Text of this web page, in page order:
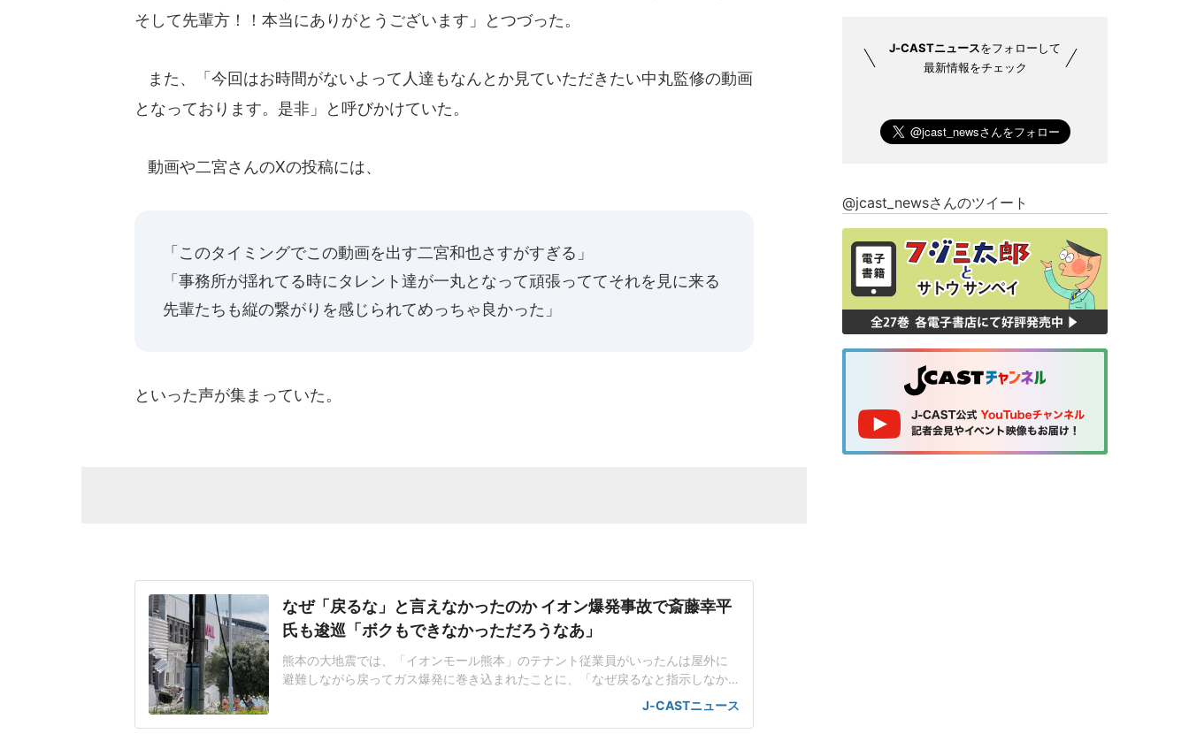
そして先輩方！！本当にありがとうございます」とつづった。
また、「今回はお時間がないよって人達もなんとか見ていただきたい中丸監修の動画
となっております。是非」と呼びかけていた。
動画や二宮さんのXの投稿には、
「このタイミングでこの動画を出す二宮和也さすがすぎる」
「事務所が揺れてる時にタレント達が一丸となって頑張っててそれを見に来る
先輩たちも縦の繋がりを感じられてめっちゃ良かった」
といった声が集まっていた。
なぜ「戻るな」と言えなかったのか イオン爆発事故で斎藤幸平
氏も逡巡「ボクもできなかっただろうなあ」
熊本の大地震では、「イオンモール熊本」のテナント従業員がいったんは屋外に
避難しながら戻ってガス爆発に巻き込まれたことに、「なぜ戻るなと指示しなか
ったのか」と会社や上司が非難されているが、「ボクもできなかっただろうな
あ」と語ったのは東京大大学院准教授の斎藤幸平さんだ。「結果からしたら、あ
J-CASTニュース
J-CASTニュースをフォローして
最新情報をチェック
@jcast_newsさんのツイート